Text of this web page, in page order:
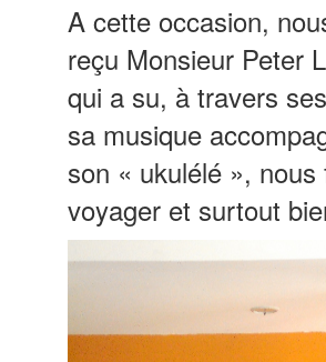
A cette occasion,
reçu Monsieur Peter
qui a su, à travers
sa musique
son « ukulélé », nous
voyager et surtout